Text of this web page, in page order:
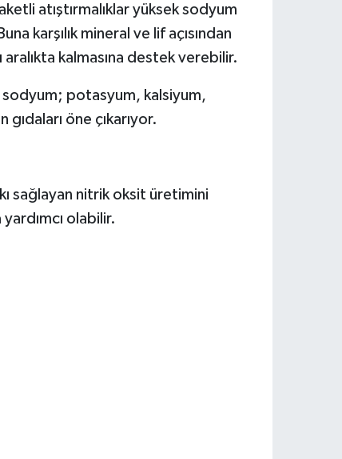
atıştırmalıklar yüksek sodyum
karşılık mineral ve lif açısından
aralıkta kalmasına destek verebilir.
sodyum; potasyum, kalsiyum,
öne çıkarıyor.
sağlayan nitrik oksit üretimini
yardımcı olabilir.